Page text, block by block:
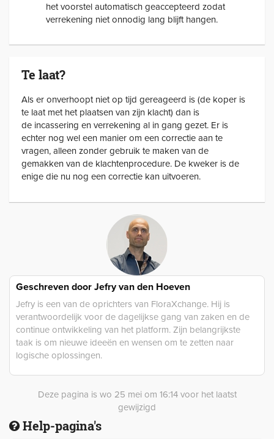
het voorstel automatisch geaccepteerd zodat
verrekening niet onnodig lang blijft hangen.
Te laat?
Als er onverhoopt niet op tijd gereageerd is (de koper is
te laat met het plaatsen van zijn klacht) dan is
de incassering en verrekening al in gang gezet. Er is
echter nog wel een manier om een correctie aan te
vragen, alleen zonder gebruik te maken van de
gemakken van de klachtenprocedure. De kweker is de
enige die nu nog een correctie kan uitvoeren.
Geschreven door Jefry van den Hoeven
Jefry is een van de oprichters van FloraXchange. Hij is
verantwoordelijk voor de dagelijkse gang van zaken en de
continue ontwikkeling van het platform. Zijn belangrijkste
taak is om nieuwe ideeën en wensen om te zetten naar
logische oplossingen.
Deze pagina is wo 25 mei om 16:14 voor het laatst
gewijzigd
Help-pagina's